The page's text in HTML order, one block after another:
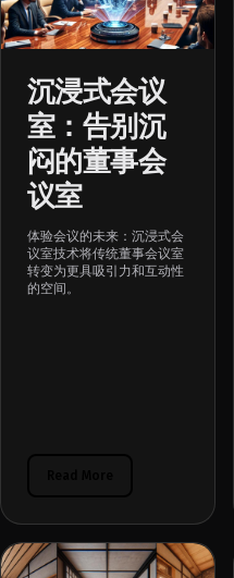
沉浸式会议
室：告别沉
闷的董事会
议室
体验会议的未来：沉浸式会
议室技术将传统董事会议室
转变为更具吸引力和互动性
的空间。